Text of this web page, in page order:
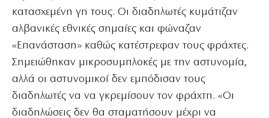
κατασχεμένη γη τους. Οι διαδηλωτές κυμάτιζαν
αλβανικές εθνικές σημαίες και φώναζαν
«Επανάσταση» καθώς κατέστρεφαν τους φράχτες.
Σημειώθηκαν μικροσυμπλοκές με την αστυνομία,
αλλά οι αστυνομικοί δεν εμπόδισαν τους
διαδηλωτές να να γκρεμίσουν τον φράχτη. «Οι
διαδηλώσεις δεν θα σταματήσουν μέχρι να